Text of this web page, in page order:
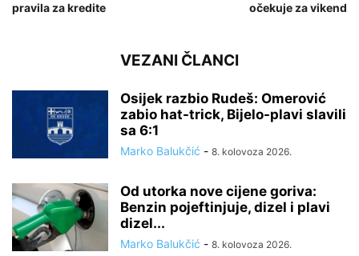
pravila za kredite
očekuje za vikend
VEZANI ČLANCI
Osijek razbio Rudeš: Omerović
zabio hat-trick, Bijelo-plavi slavili
sa 6:1
Marko Balukčić - 8. kolovoza 2026.
Od utorka nove cijene goriva:
Benzin pojeftinjuje, dizel i plavi
dizel...
Marko Balukčić - 8. kolovoza 2026.